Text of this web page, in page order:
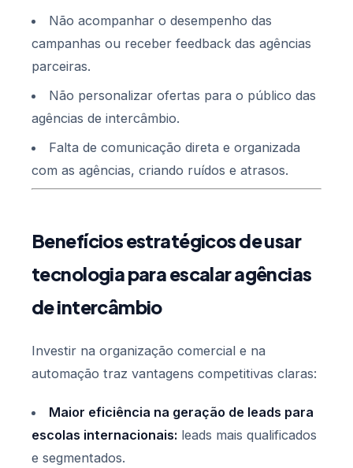
Não acompanhar o desempenho das
campanhas ou receber feedback das agências
parceiras.
Não personalizar ofertas para o público das
agências de intercâmbio.
Falta de comunicação direta e organizada
com as agências, criando ruídos e atrasos.
Benefícios estratégicos de usar
tecnologia para escalar agências
de intercâmbio
Investir na organização comercial e na
automação traz vantagens competitivas claras:
Maior eficiência na geração de leads para
escolas internacionais: leads mais qualificados
e segmentados.